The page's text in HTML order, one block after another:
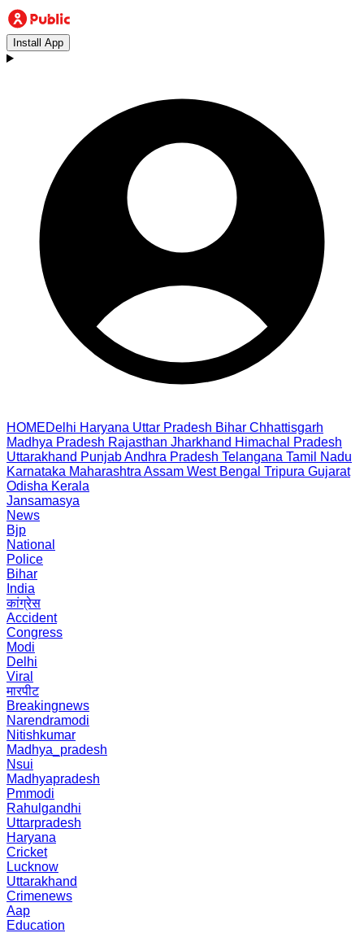
Install App
HOMEDelhi Haryana Uttar Pradesh Bihar Chhattisgarh
Madhya Pradesh Rajasthan Jharkhand Himachal Pradesh
Uttarakhand PunjabAndhra Pradesh Telangana Tamil Nadu
Karnataka Maharashtra Assam West Bengal Tripura Gujarat
Odisha Kerala
Jansamasya
News
Bjp
National
Police
Bihar
India
कांग्रेस
Accident
Congress
Modi
Delhi
Viral
मारपीट
Breakingnews
Narendramodi
Nitishkumar
Madhya_pradesh
Nsui
Madhyapradesh
Pmmodi
Rahulgandhi
Uttarpradesh
Haryana
Cricket
Lucknow
Uttarakhand
Crimenews
Aap
Education